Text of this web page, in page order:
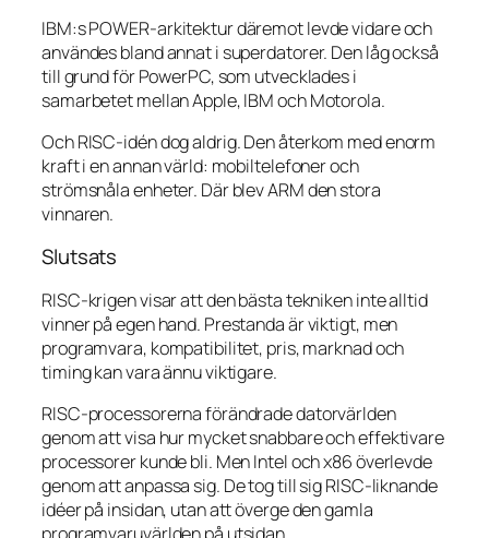
IBM:s POWER-arkitektur däremot levde vidare och
användes bland annat i superdatorer. Den låg också
till grund för PowerPC, som utvecklades i
samarbetet mellan Apple, IBM och Motorola.
Och RISC-idén dog aldrig. Den återkom med enorm
kraft i en annan värld: mobiltelefoner och
strömsnåla enheter. Där blev ARM den stora
vinnaren.
Slutsats
RISC-krigen visar att den bästa tekniken inte alltid
vinner på egen hand. Prestanda är viktigt, men
programvara, kompatibilitet, pris, marknad och
timing kan vara ännu viktigare.
RISC-processorerna förändrade datorvärlden
genom att visa hur mycket snabbare och effektivare
processorer kunde bli. Men Intel och x86 överlevde
genom att anpassa sig. De tog till sig RISC-liknande
idéer på insidan, utan att överge den gamla